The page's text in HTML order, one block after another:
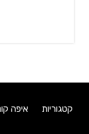
קטגוריות איפה